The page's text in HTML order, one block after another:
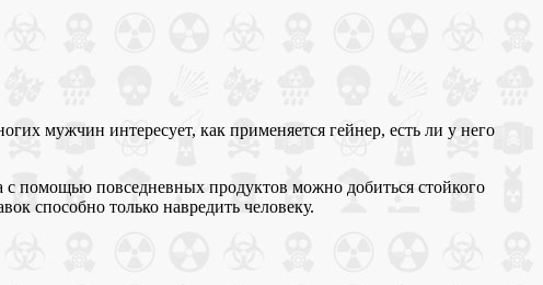
мужчин интересует, как применяется гейнер, есть ли у него
с помощью повседневных продуктов можно добиться стойкого
способно только навредить человеку.